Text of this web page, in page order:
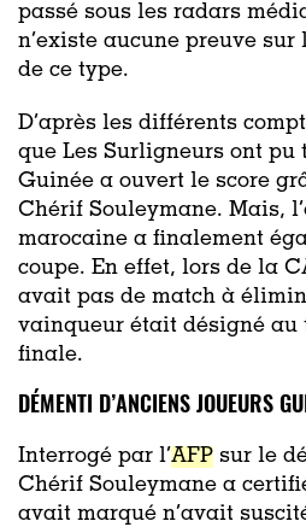
passé sous les radars
n’existe aucune preuve
de ce type.
D’après les différents
que Les Surligneurs ont pu
Guinée a ouvert le score
Chérif Souleymane. Mais,
marocaine a finalement
coupe. En effet, lors de la
avait pas de match à
vainqueur était désigné au
finale.
DÉMENTI D’ANCIENS JOUEURS
Interrogé par l’AFP sur le
Chérif Souleymane a
avait marqué n’avait